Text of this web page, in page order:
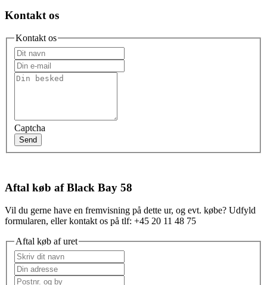
Kontakt os
Kontakt os
Captcha
Send
Aftal køb af Black Bay 58
Vil du gerne have en fremvisning på dette ur, og evt. købe? Udfyld
formularen, eller kontakt os på tlf: +45 20 11 48 75
Aftal køb af uret